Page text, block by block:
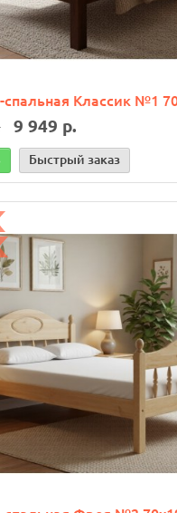
спальная Классик №1
9 949 р.
Быстрый заказ